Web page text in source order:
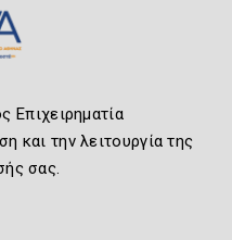
Επιχειρηματία
και την λειτουργία της
σας.